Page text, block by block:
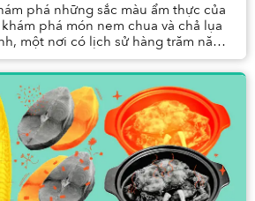
phá những sắc màu ẩm thực của
phá món nem chua và chả lụa
một nơi có lịch sử hàng trăm năm,
Nha Trang nhộn nhịp ...